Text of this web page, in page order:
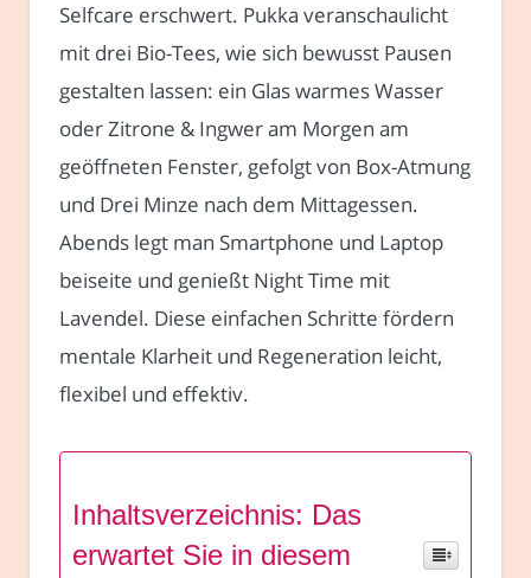
Selfcare erschwert. Pukka veranschaulicht
mit drei Bio-Tees, wie sich bewusst Pausen
gestalten lassen: ein Glas warmes Wasser
oder Zitrone & Ingwer am Morgen am
geöffneten Fenster, gefolgt von Box-Atmung
und Drei Minze nach dem Mittagessen.
Abends legt man Smartphone und Laptop
beiseite und genießt Night Time mit
Lavendel. Diese einfachen Schritte fördern
mentale Klarheit und Regeneration leicht,
flexibel und effektiv.
Inhaltsverzeichnis: Das
erwartet Sie in diesem